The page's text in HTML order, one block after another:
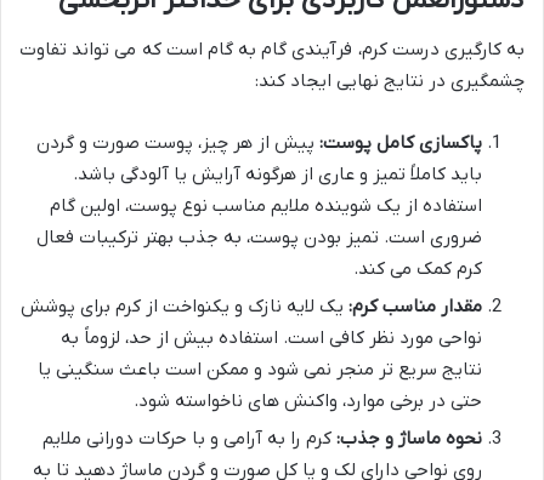
به کارگیری درست کرم، فرآیندی گام به گام است که می تواند تفاوت
چشمگیری در نتایج نهایی ایجاد کند:
پاکسازی کامل پوست: پیش از هر چیز، پوست صورت و گردن
باید کاملاً تمیز و عاری از هرگونه آرایش یا آلودگی باشد.
استفاده از یک شوینده ملایم مناسب نوع پوست، اولین گام
ضروری است. تمیز بودن پوست، به جذب بهتر ترکیبات فعال
کرم کمک می کند.
مقدار مناسب کرم: یک لایه نازک و یکنواخت از کرم برای پوشش
نواحی مورد نظر کافی است. استفاده بیش از حد، لزوماً به
نتایج سریع تر منجر نمی شود و ممکن است باعث سنگینی یا
حتی در برخی موارد، واکنش های ناخواسته شود.
نحوه ماساژ و جذب: کرم را به آرامی و با حرکات دورانی ملایم
روی نواحی دارای لک و یا کل صورت و گردن ماساژ دهید تا به